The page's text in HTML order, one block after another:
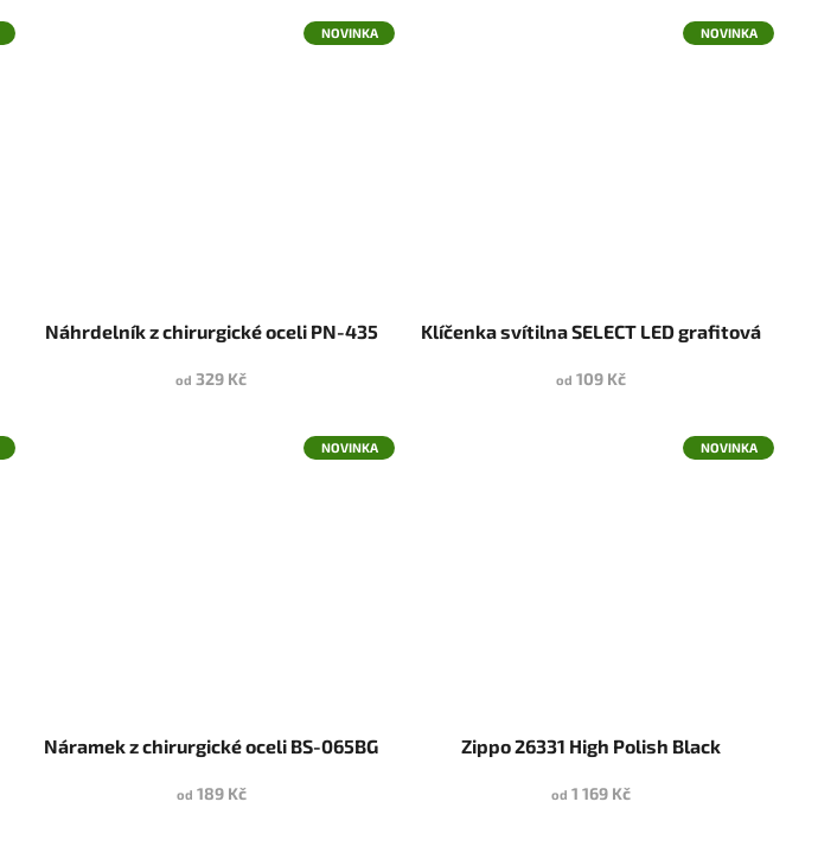
NOVINKA
Náhrdelník z chirurgické oceli PN-435
od 329 Kč
NOVINKA
Klíčenka svítilna SELECT LED grafitová
od 109 Kč
NOVINKA
Náramek z chirurgické oceli BS-065BG
od 189 Kč
NOVINKA
Zippo 26331 High Polish Black
od 1 169 Kč